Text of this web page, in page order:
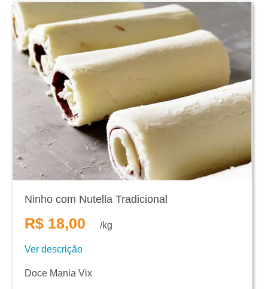
Ninho com Nutella Tradicional
R$ 18,00 /kg
Ver descrição
Doce Mania Vix